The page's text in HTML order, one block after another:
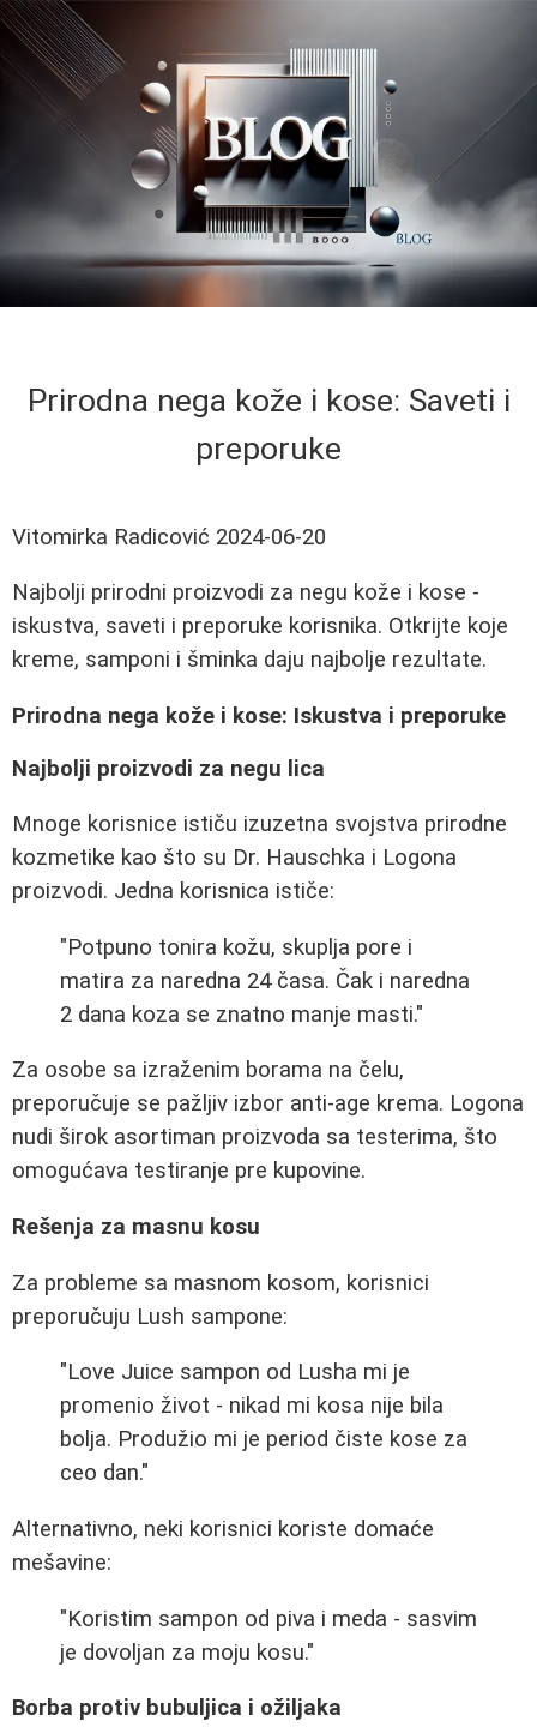
Prirodna nega kože i kose: Saveti i
preporuke
Vitomirka Radicović 2024-06-20
Najbolji prirodni proizvodi za negu kože i kose -
iskustva, saveti i preporuke korisnika. Otkrijte koje
kreme, samponi i šminka daju najbolje rezultate.
Prirodna nega kože i kose: Iskustva i preporuke
Najbolji proizvodi za negu lica
Mnoge korisnice ističu izuzetna svojstva prirodne
kozmetike kao što su Dr. Hauschka i Logona
proizvodi. Jedna korisnica ističe:
"Potpuno tonira kožu, skuplja pore i
matira za naredna 24 časa. Čak i naredna
2 dana koza se znatno manje masti."
Za osobe sa izraženim borama na čelu,
preporučuje se pažljiv izbor anti-age krema. Logona
nudi širok asortiman proizvoda sa testerima, što
omogućava testiranje pre kupovine.
Rešenja za masnu kosu
Za probleme sa masnom kosom, korisnici
preporučuju Lush sampone:
"Love Juice sampon od Lusha mi je
promenio život - nikad mi kosa nije bila
bolja. Produžio mi je period čiste kose za
ceo dan."
Alternativno, neki korisnici koriste domaće
mešavine:
"Koristim sampon od piva i meda - sasvim
je dovoljan za moju kosu."
Borbа protiv bubuljica i ožiljaka